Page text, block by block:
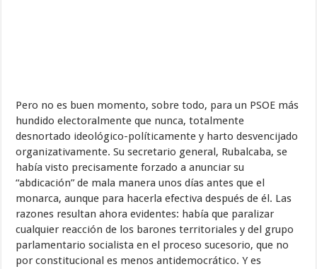
Pero no es buen momento, sobre todo, para un PSOE más
hundido electoralmente que nunca, totalmente
desnortado ideológico-políticamente y harto desvencijado
organizativamente. Su secretario general, Rubalcaba, se
había visto precisamente forzado a anunciar su
“abdicación” de mala manera unos días antes que el
monarca, aunque para hacerla efectiva después de él. Las
razones resultan ahora evidentes: había que paralizar
cualquier reacción de los barones territoriales y del grupo
parlamentario socialista en el proceso sucesorio, que no
por constitucional es menos antidemocrático. Y es